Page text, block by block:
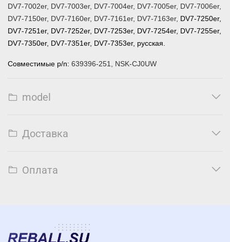
DV7-7002er, DV7-7003er, DV7-7004er, DV7-7005er, DV7-7006er,
DV7-7150er, DV7-7160er, DV7-7161er, DV7-7163er, DV7-7250er,
DV7-7251er, DV7-7252er, DV7-7253er, DV7-7254er, DV7-7255er,
DV7-7350er, DV7-7351er, DV7-7353er, русская.
Совместимые p/n: 639396-251, NSK-CJ0UW
model
Доставка
Оплата